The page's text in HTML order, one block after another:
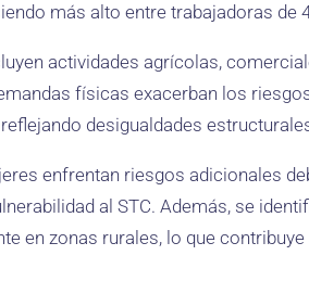
más alto entre trabajadoras de
actividades agrícolas,
físicas exacerban los
desigualdades
enfrentan riesgos adicionales
al STC. Además, se
en zonas rurales, lo que